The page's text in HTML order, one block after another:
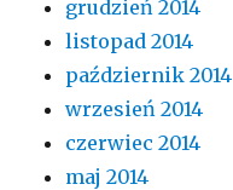
grudzień 2014
listopad 2014
październik 2014
wrzesień 2014
czerwiec 2014
maj 2014